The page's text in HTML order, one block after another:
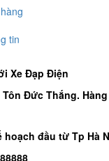
tin
Xe Đạp Điện
Đức Thắng.
hoạch đầu từ Tp Hà